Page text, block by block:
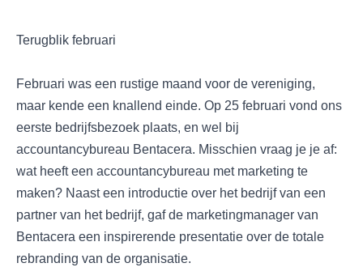
Terugblik februari
Februari was een rustige maand voor de vereniging,
maar kende een knallend einde. Op 25 februari vond ons
eerste bedrijfsbezoek plaats, en wel bij
accountancybureau Bentacera. Misschien vraag je je af:
wat heeft een accountancybureau met marketing te
maken? Naast een introductie over het bedrijf van een
partner van het bedrijf, gaf de marketingmanager van
Bentacera een inspirerende presentatie over de totale
rebranding van de organisatie.